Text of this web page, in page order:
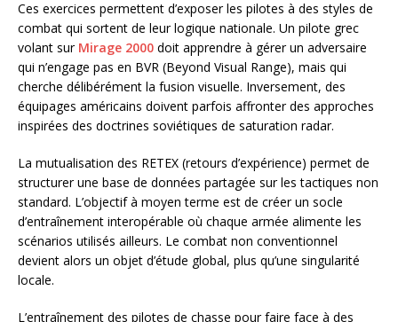
Ces exercices permettent d’exposer les pilotes à des styles de
combat qui sortent de leur logique nationale. Un pilote grec
volant sur Mirage 2000 doit apprendre à gérer un adversaire
qui n’engage pas en BVR (Beyond Visual Range), mais qui
cherche délibérément la fusion visuelle. Inversement, des
équipages américains doivent parfois affronter des approches
inspirées des doctrines soviétiques de saturation radar.
La mutualisation des RETEX (retours d’expérience) permet de
structurer une base de données partagée sur les tactiques non
standard. L’objectif à moyen terme est de créer un socle
d’entraînement interopérable où chaque armée alimente les
scénarios utilisés ailleurs. Le combat non conventionnel
devient alors un objet d’étude global, plus qu’une singularité
locale.
L’entraînement des pilotes de chasse pour faire face à des